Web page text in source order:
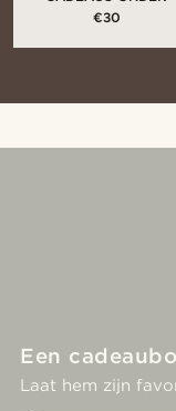
€30
Een
Laat hem zijn